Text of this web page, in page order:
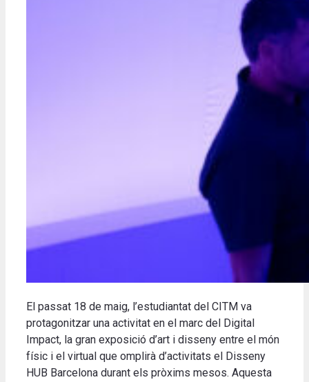
El passat 18 de maig, l’estudiantat del CITM va
protagonitzar una activitat en el marc del Digital
Impact, la gran exposició d’art i disseny entre el món
físic i el virtual que omplirà d’activitats el Disseny
HUB Barcelona durant els pròxims mesos. Aquesta